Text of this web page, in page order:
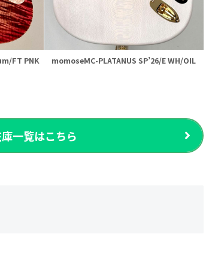
FT PNK
momoseMC-PLATANUS SP’26/E WH/OIL
一覧はこちら